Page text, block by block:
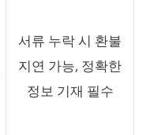
서류 누락 시 환불
지연 가능, 정확한
정보 기재 필수